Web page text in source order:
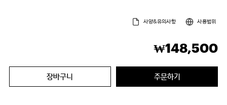
사양&유의사항 사용범위
₩148,500
장바구니 주문하기